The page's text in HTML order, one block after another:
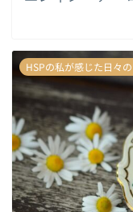
HSPの私が感じた日々